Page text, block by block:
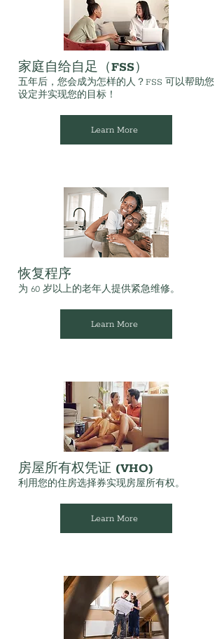
家庭自给自足（FSS）
五年后，您会成为怎样的人？FSS 可以帮助您
设定并实现您的目标！
Learn More
恢复程序
为 60 岁以上的老年人提供紧急维修。
Learn More
房屋所有权凭证 (VHO)
利用您的住房选择券实现房屋所有权。
Learn More